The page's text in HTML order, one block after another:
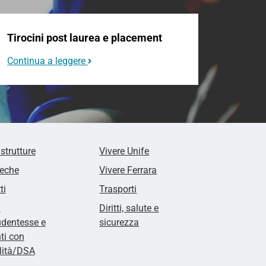
Tirocini post laurea e placement
Continua a leggere
e
con
DSA
Vivere Unife
Vivere Ferrara
Trasporti
Diritti, salute e
sicurezza